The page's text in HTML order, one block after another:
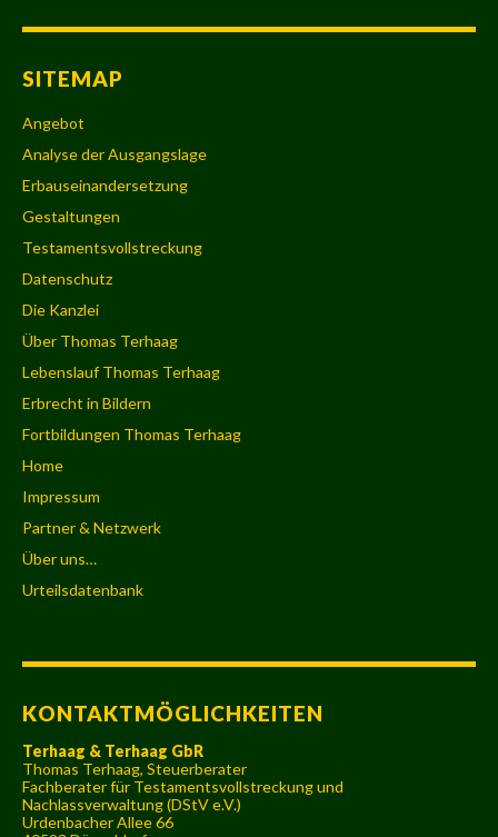
SITEMAP
Angebot
Analyse der Ausgangslage
Erbauseinandersetzung
Gestaltungen
Testamentsvollstreckung
Datenschutz
Die Kanzlei
Über Thomas Terhaag
Lebenslauf Thomas Terhaag
Erbrecht in Bildern
Fortbildungen Thomas Terhaag
Home
Impressum
Partner & Netzwerk
Über uns…
Urteilsdatenbank
KONTAKTMÖGLICHKEITEN
Terhaag & Terhaag GbR
Thomas Terhaag, Steuerberater
Fachberater für Testamentsvollstreckung und
Nachlassverwaltung (DStV e.V.)
Urdenbacher Allee 66